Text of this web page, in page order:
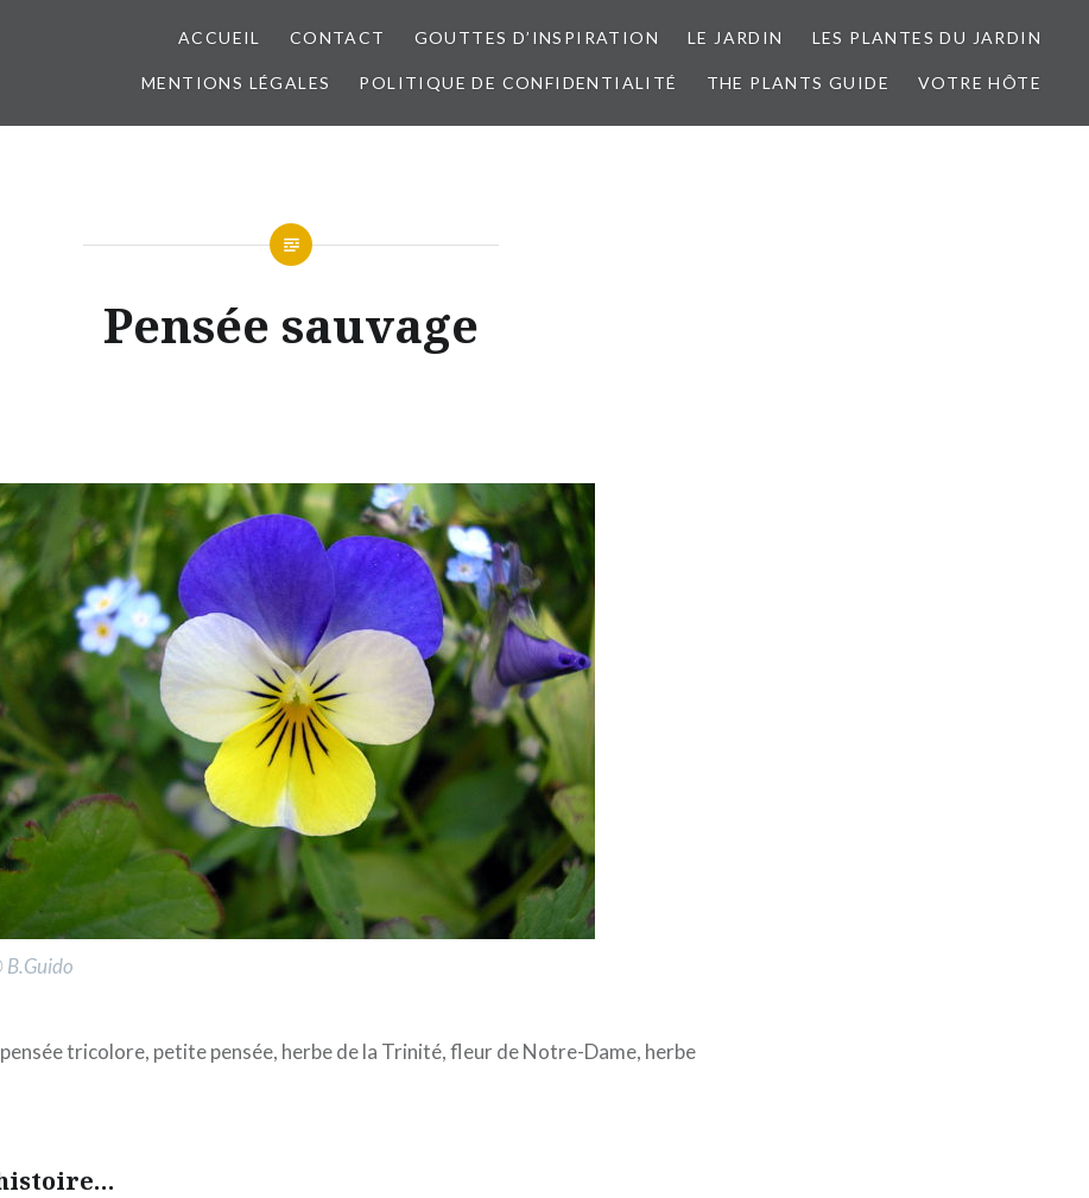
ACCUEIL CONTACT GOUTTES D’INSPIRATION LE JARDIN LES PLANTES DU JARDIN
MENTIONS LÉGALES POLITIQUE DE CONFIDENTIALITÉ THE PLANTS GUIDE VOTRE HÔTE
Pensée sauvage
tricolore, petite pensée, herbe de la Trinité, fleur de Notre-Dame, herbe